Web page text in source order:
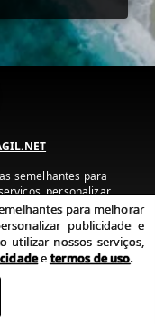
semelhantes para
personalizar
interesse. Ao utilizar
de privacidade e
de uso
para melhorar
publicidade e
utilizar nossos serviços,
etermos de uso.